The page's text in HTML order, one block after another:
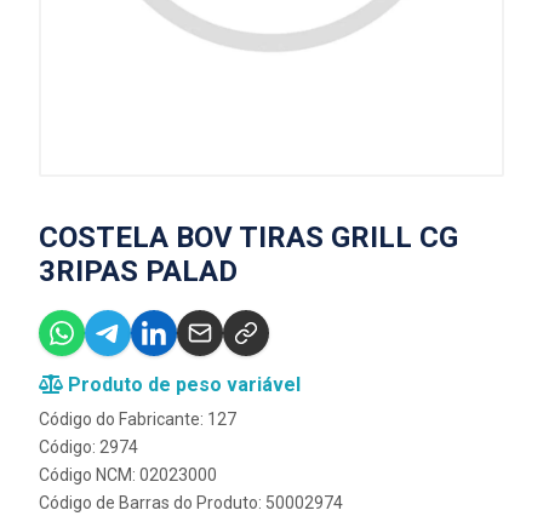
COSTELA BOV TIRAS GRILL CG
3RIPAS PALAD
Produto de peso variável
Código do Fabricante: 127
Código: 2974
Código NCM: 02023000
Código de Barras do Produto: 50002974